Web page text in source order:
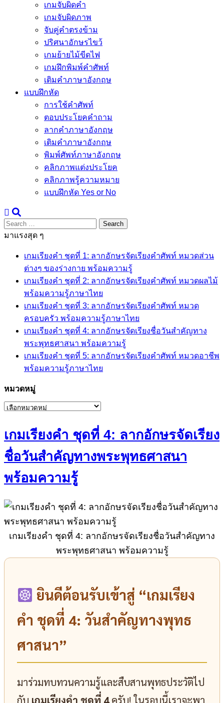
เกมจับผิดคำ
เกมจับผิดภาพ
จับคู่คำตรงข้าม
ปริศนาอักษรไขว้
เกมย้ายไม้ขีดไฟ
เกมฝึกพิมพ์คำศัพท์
เติมคำภาษาอังกฤษ
แบบฝึกหัด
การใช้คำศัพท์
ตอบประโยคคำถาม
ลากคำภาษาอังกฤษ
เติมคำภาษาอังกฤษ
พิมพ์ศัพท์ภาษาอังกฤษ
คลิกภาพแต่งประโยค
คลิกภาพรู้ความหมาย
แบบฝึกหัด Yes or No
Search
for:
มาแรงสุด ๆ
เกมเรียงคำ ชุดที่ 1: ลากอักษรจัดเรียงคำศัพท์ หมวดส่วน
ต่างๆ ของร่างกาย พร้อมความรู้
เกมเรียงคำ ชุดที่ 2: ลากอักษรจัดเรียงคำศัพท์ หมวดผลไม้
พร้อมความรู้ภาษาไทย
เกมเรียงคำ ชุดที่ 3: ลากอักษรจัดเรียงคำศัพท์ หมวด
ครอบครัว พร้อมความรู้ภาษาไทย
เกมเรียงคำ ชุดที่ 4: ลากอักษรจัดเรียงชื่อวันสำคัญทาง
พระพุทธศาสนา พร้อมความรู้
เกมเรียงคำ ชุดที่ 5: ลากอักษรจัดเรียงคำศัพท์ หมวดอาชีพ
พร้อมความรู้ภาษาไทย
หมวดหมู่
หมวด
เกมเรียงคำ ชุดที่ 4: ลากอักษรจัดเรียง
ชื่อวันสำคัญทางพระพุทธศาสนา
พร้อมความรู้
เกมเรียงคำ ชุดที่ 4: ลากอักษรจัดเรียงชื่อวันสำคัญทาง
พระพุทธศาสนา พร้อมความรู้
ยินดีต้อนรับเข้าสู่ “เกมเรียง
คำ ชุดที่ 4: วันสำคัญทางพุทธ
ศาสนา”
มาร่วมทบทวนความรู้และสืบสานพุทธประวัติไป
กับ เกมเรียงคำ ชุดที่ 4ครับ! ในรอบนี้เราจะพา